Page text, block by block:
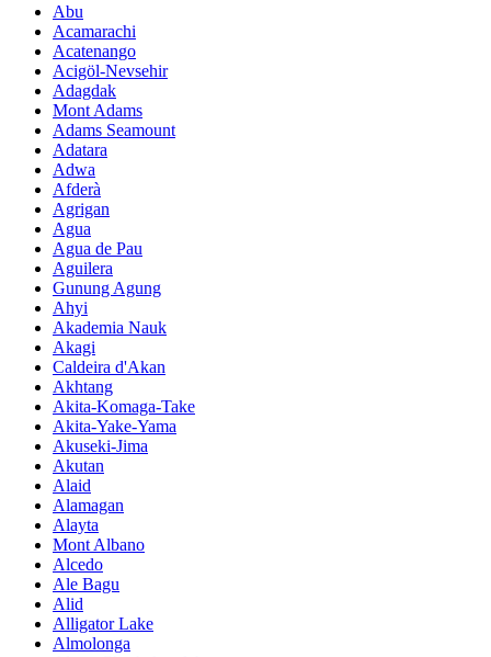
Abu
Acamarachi
Acatenango
Acigöl-Nevsehir
Adagdak
Mont Adams
Adams Seamount
Adatara
Adwa
Afderà
Agrigan
Agua
Agua de Pau
Aguilera
Gunung Agung
Ahyi
Akademia Nauk
Akagi
Caldeira d'Akan
Akhtang
Akita-Komaga-Take
Akita-Yake-Yama
Akuseki-Jima
Akutan
Alaid
Alamagan
Alayta
Mont Albano
Alcedo
Ale Bagu
Alid
Alligator Lake
Almolonga